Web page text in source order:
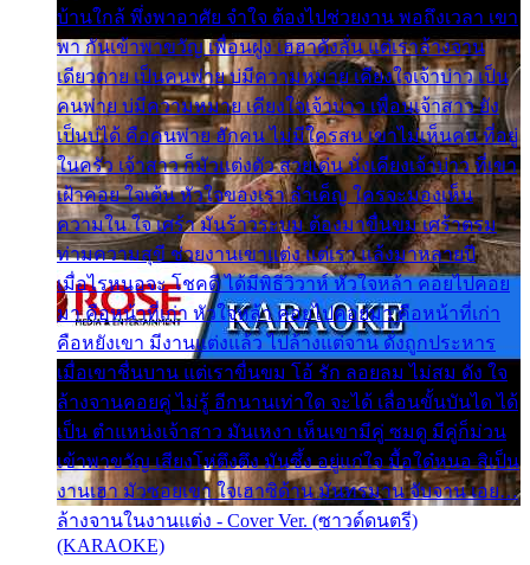
บ้านใกล้ พึ่งพาอาศัย จำใจ ต้องไปช่วยงาน พอถึงเวลา เขา
พา กันเข้าพาขวัญ เพื่อนฝูง เฮฮาดังลั่น แต่เราล้างจาน
เดียวดาย เป็นคนพ่าย บ่มีความหมาย เคียงใจเจ้าบ่าว เป็น
คนพ่าย บ่มีความหมาย เคียงใจเจ้าบ่าว เพื่อนเจ้าสาว ยัง
เป็นบ่ได้ คือคนพ่าย ฮักคน ไม่มีใครสน เขาไม่เห็นคน ที่อยู่
ในครัว เจ้าสาว ก็มัวแต่งตัว สวยเด่น นั่งเคียงเจ้าบ่าว ที่เขา
เฝ้าคอย ใจเต้น หัวใจของเรา ลำเค็ญ ใครจะมองเห็น
ความใน ใจ เศร้า มันร้าวระบม ต้องมาขื่นขม เศร้าตรม
ท่ามความสุขี ช่วยงานเขาแต่ง แต่เรา แล้งมาหลายปี
เมื่อไรหนอจะ โชคดี ได้มีพิธีวิวาห์ หัวใจหล้า คอยไปคอย
มา คือหน้าที่เก่า หัวใจหล้า คอยไปคอยมา คือหน้าที่เก่า
คือหยังเขา มีงานแต่งแล้ว ไปล้างแต่จาน ดั่งถูกประหาร
เมื่อเขาชื่นบาน แต่เราขื่นขม โอ้ รัก ลอยลม ไม่สม ดัง ใจ
ล้างจานคอยคู่ ไม่รู้ อีกนานเท่าใด จะได้ เลื่อนขั้นบันได ได้
เป็น ตำแหน่งเจ้าสาว มันเหงา เห็นเขามีคู่ ซมดู มีคู่ก็ม่วน
เข้าพาขวัญ เสียงโห่ตึงตึง มันซึ้ง อยู่แก่ใจ มื้อใด๋หนอ สิเป็น
งานเฮา มัวซอยเขา ใจเฮาซิด้าน มันทรมาน จับจาน เอย…
ล้างจานในงานแต่ง - Cover Ver. (ซาวด์ดนตรี)
(KARAOKE)